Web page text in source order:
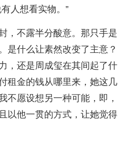
人想看实物。”
，不露半分酸意。那只手是
是什么让素然改变了主意？
，还是周成玺在其间起了什
租金的钱从哪里来，她这几
不愿设想另一种可能，即，
以他一贯的方式，让她觉得